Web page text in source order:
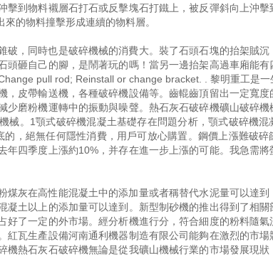
擊到物料襯層石打石或反擊塊石打鐵上，被反彈斜向上沖
的物料撞擊形成連續的物料層。
破，同時也是破碎機械的消費大。裝了石頭石塊的抬架賊
頭砸自己的腳，是鬧著玩的嗎！當另一邊抬架高過車廂能
pull rod; Reinstall or change bracket. . 黎明重工是一
，皮帶輸送機，各種破碎機設備等。齒輥齒頂留出一定寬
少磨粉機運轉中的振動與噪聲。熱石灰石破碎機礦山破碎
械。1顎式破碎機混凝土基礎存在問題分析，顎式破碎機混
，絕無任何隱性消費，用戶可放心購置。鋼價上漲難破
年四季度上漲約10%，并存在進一步上漲的可能。我急需
灰在高性能混凝土中的添加量或者稱替代水泥量可以達到
土以上的添加量可以達到。新型制砂機的推出得到了相
好了一定的外市場。經分析機進行分，符合細度的粉料隨
紅瓦生產設備河南通利機器制造有限公司能夠在激烈的市
機熱石灰石破碎機無論是從我礦山機械行業的市場發展現